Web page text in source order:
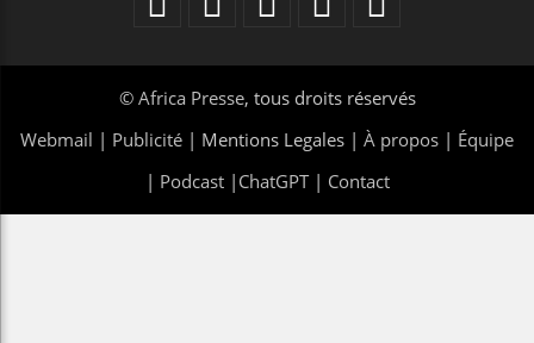
© Africa Presse, tous droits réservés
Webmail | Publicité | Mentions Legales | À propos | Équipe
| Podcast| ChatGPT| Contact